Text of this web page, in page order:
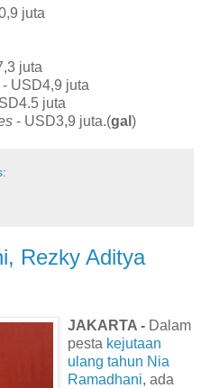
juta
juta
- USD4,9 juta
juta
- USD3,9 juta.(gal )
Rezky Aditya
JAKARTA - Dalam
pesta kejutaan
ulang tahun Nia
Ramadhani, ada